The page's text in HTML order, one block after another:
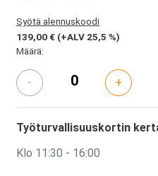
Syötä alennuskoodi
139,00 € (+ALV 25,5 %)
Määrä:
- +
Työturvallisuuskortin
Klo 11:30 - 16:00